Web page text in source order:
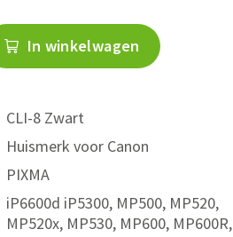
In winkelwagen
CLI-8 Zwart
Huismerk voor Canon
PIXMA
iP6600d iP5300, MP500, MP520,
MP520x, MP530, MP600, MP600R,